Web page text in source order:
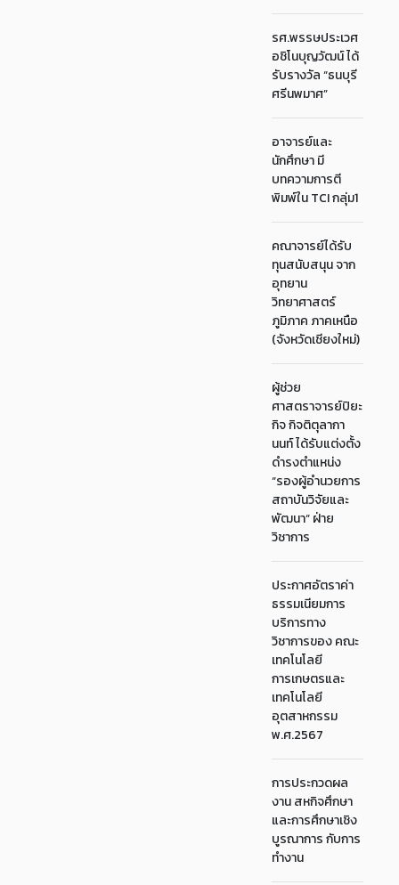
รศ.พรรษประเวศ
อชิโนบุญวัฒน์ ได้
รับรางวัล “ธนบุรี
ศรีนพมาศ”
อาจารย์และ
นักศึกษา มี
บทความการตี
พิมพ์ใน TCI กลุ่ม1
คณาจารย์ได้รับ
ทุนสนับสนุน จาก
อุทยาน
วิทยาศาสตร์
ภูมิภาค ภาคเหนือ
(จังหวัดเชียงใหม่)
ผู้ช่วย
ศาสตราจารย์ปิยะ
กิจ กิจติตุลากา
นนท์ ได้รับแต่งตั้ง
ดำรงตำแหน่ง
“รองผู้อำนวยการ
สถาบันวิจัยและ
พัฒนา“ ฝ่าย
วิชาการ
ประกาศอัตราค่า
ธรรมเนียมการ
บริการทาง
วิชาการของ คณะ
เทคโนโลยี
การเกษตรและ
เทคโนโลยี
อุตสาหกรรม
พ.ศ.2567
การประกวดผล
งาน สหกิจศึกษา
และการศึกษาเชิง
บูรณาการ กับการ
ทำงาน